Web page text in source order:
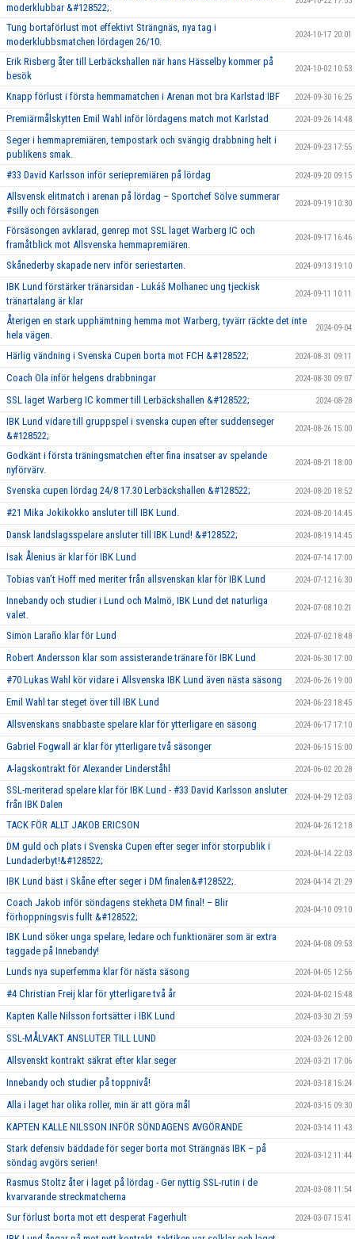
moderklubbar &#128522;.
Tung bortaförlust mot effektivt Strängnäs, nya tag i
moderklubbsmatchen lördagen 26/10.
2024-10-17 20:01
Erik Risberg åter till Lerbäckshallen när hans Hässelby kommer på
besök
2024-10-02 10:53
Knapp förlust i första hemmamatchen i Arenan mot bra Karlstad IBF 2024-09-30 16:25
Premiärmålskytten Emil Wahl inför lördagens match mot Karlstad 2024-09-26 14:48
Seger i hemmapremiären, tempostark och svängig drabbning helt i
publikens smak.
2024-09-23 17:55
#33 David Karlsson inför seriepremiären på lördag 2024-09-20 09:15
Allsvensk elitmatch i arenan på lördag – Sportchef Sölve summerar
#silly och försäsongen
2024-09-19 10:30
Försäsongen avklarad, genrep mot SSL laget Warberg IC och
framåtblick mot Allsvenska hemmapremiären.
2024-09-17 16:46
Skånederby skapade nerv inför seriestarten. 2024-09-13 19:10
IBK Lund förstärker tränarsidan - Lukáš Molhanec ung tjeckisk
tränartalang är klar
2024-09-11 10:11
Återigen en stark upphämtning hemma mot Warberg, tyvärr räckte det inte
hela vägen.
2024-09-04
Härlig vändning i Svenska Cupen borta mot FCH &#128522; 2024-08-31 09:11
Coach Ola inför helgens drabbningar 2024-08-30 09:07
SSL laget Warberg IC kommer till Lerbäckshallen &#128522; 2024-08-28
IBK Lund vidare till gruppspel i svenska cupen efter suddenseger
&#128522;
2024-08-26 15:00
Godkänt i första träningsmatchen efter fina insatser av spelande
nyförvärv.
2024-08-21 18:00
Svenska cupen lördag 24/8 17.30 Lerbäckshallen &#128522; 2024-08-20 18:52
#21 Mika Jokikokko ansluter till IBK Lund. 2024-08-20 14:45
Dansk landslagsspelare ansluter till IBK Lund! &#128522; 2024-08-19 14:45
Isak Ålenius är klar för IBK Lund 2024-07-14 17:00
Tobias van’t Hoff med meriter från allsvenskan klar för IBK Lund 2024-07-12 16:30
Innebandy och studier i Lund och Malmö, IBK Lund det naturliga
valet.
2024-07-08 10:21
Simon Laraño klar för Lund 2024-07-02 18:48
Robert Andersson klar som assisterande tränare för IBK Lund 2024-06-30 17:00
#70 Lukas Wahl kör vidare i Allsvenska IBK Lund även nästa säsong 2024-06-26 19:00
Emil Wahl tar steget över till IBK Lund 2024-06-23 18:45
Allsvenskans snabbaste spelare klar för ytterligare en säsong 2024-06-17 17:10
Gabriel Fogwall är klar för ytterligare två säsonger 2024-06-15 15:00
A-lagskontrakt för Alexander Linderståhl 2024-06-02 20:28
SSL-meriterad spelare klar för IBK Lund - #33 David Karlsson ansluter
från IBK Dalen
2024-04-29 12:03
TACK FÖR ALLT JAKOB ERICSON 2024-04-26 12:18
DM guld och plats i Svenska Cupen efter seger inför storpublik i
Lundaderbyt!&#128522;
2024-04-14 22:03
IBK Lund bäst i Skåne efter seger i DM finalen&#128522;. 2024-04-14 21:29
Coach Jakob inför söndagens stekheta DM final! – Blir
förhoppningsvis fullt &#128522;
2024-04-10 09:10
IBK Lund söker unga spelare, ledare och funktionärer som är extra
taggade på Innebandy!
2024-04-08 09:53
Lunds nya superfemma klar för nästa säsong 2024-04-05 12:56
#4 Christian Freij klar för ytterligare två år 2024-04-02 15:48
Kapten Kalle Nilsson fortsätter i IBK Lund 2024-03-30 21:59
SSL-MÅLVAKT ANSLUTER TILL LUND 2024-03-26 12:00
Allsvenskt kontrakt säkrat efter klar seger 2024-03-21 17:06
Innebandy och studier på toppnivå! 2024-03-18 15:24
Alla i laget har olika roller, min är att göra mål 2024-03-15 09:30
KAPTEN KALLE NILSSON INFÖR SÖNDAGENS AVGÖRANDE 2024-03-14 11:43
Stark defensiv bäddade för seger borta mot Strängnäs IBK – på
söndag avgörs serien!
2024-03-12 11:44
Rasmus Stoltz åter i laget på lördag - Ger nyttig SSL-rutin i de
kvarvarande streckmatcherna
2024-03-08 11:54
Sur förlust borta mot ett desperat Fagerhult 2024-03-07 15:41